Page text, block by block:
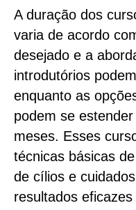
A duração dos
varia de acordo
desejado e a
introdutórios
enquanto as
podem se
meses. Esses
técnicas básicas
de cílios e
resultados